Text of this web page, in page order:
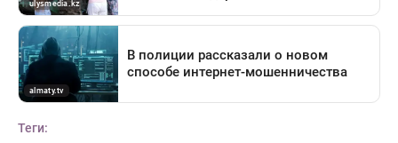
Теги: